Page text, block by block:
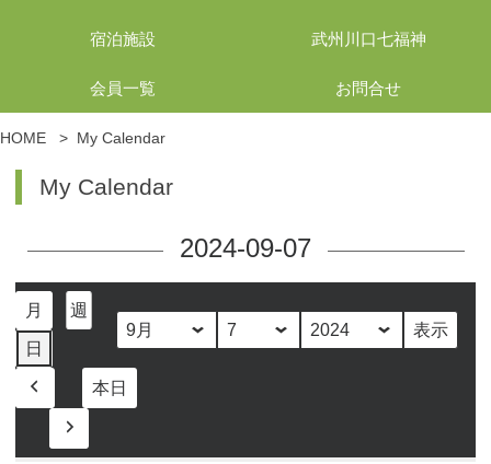
宿泊施設 武州川口七福神
会員一覧 お問合せ
HOME > My Calendar
My Calendar
2024-09-07
月 週
日 月
日
年
本日